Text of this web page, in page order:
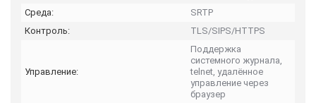
Среда:
SRTP
Контроль:
TLS/SIPS/HTTPS
Управление:
Поддержка
системного журнала,
telnet, удалённое
управление через
браузер